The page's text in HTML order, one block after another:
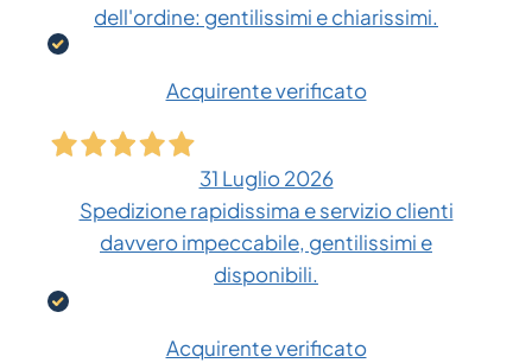
dell'ordine: gentilissimi e chiarissimi.
Acquirente verificato
31 Luglio 2026
Spedizione rapidissima e servizio clienti
davvero impeccabile, gentilissimi e
disponibili.
Acquirente verificato